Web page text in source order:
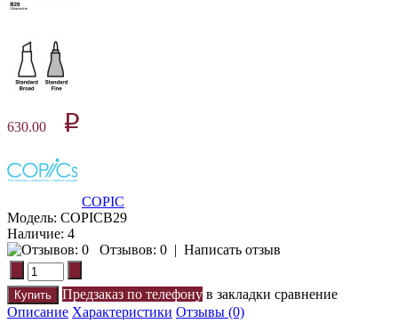
630.00 p
COPIC
Модель: COPICВ29
Наличие: 4
Отзывов: 0 | Написать отзыв
Предзаказ по телефону в закладки сравнение
Описание Характеристики Отзывы (0)